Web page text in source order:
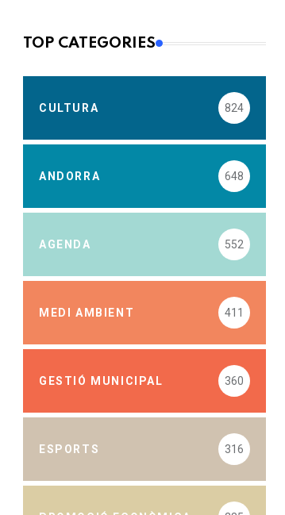
TOP CATEGORIES
CULTURA 824
ANDORRA 648
AGENDA 552
MEDI AMBIENT 411
GESTIÓ MUNICIPAL 360
ESPORTS 316